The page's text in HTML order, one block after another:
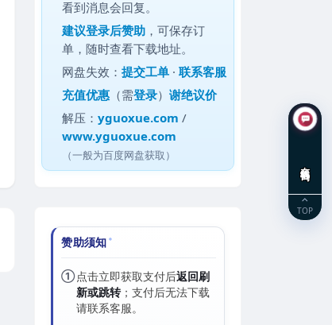
看到消息会回复。
建议登录后赞助 ，可保存订
单，随时查看下载地址。
网盘失效：提交工单 ·联系客服
充值优惠 （需登录）谢绝议价
解压：yguoxue.com /
www.yguoxue.com
（一般为百度网盘获取）
赞助须知
①点击立即获取支付后返回刷
新或跳转；支付后无法下载
请联系客服。
TOP